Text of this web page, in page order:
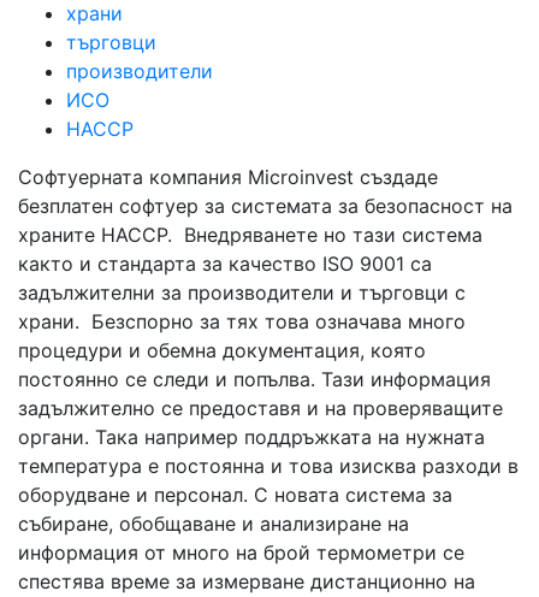
храни
търговци
производители
ИСО
HACCP
Софтуерната компания Microinvest създаде
безплатен софтуер за системата за безопасност на
храните HACCP. Внедряванете но тази система
както и стандарта за качество ISO 9001 са
задължителни за производители и търговци с
храни. Безспорно за тях това означава много
процедури и обемна документация, която
постоянно се следи и попълва. Тази информация
задължително се предоставя и на проверяващите
органи. Така например поддръжката на нужната
температура е постоянна и това изисква разходи в
оборудване и персонал. С новата система за
събиране, обобщаване и анализиране на
информация от много на брой термометри се
спестява време за измерване дистанционно на